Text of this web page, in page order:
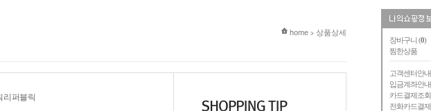
장바구니 (0)
찜한상품
고객센터안내
입금계좌안내
카드결제조회
전화카드결제
현재 위치
home > 상품상세
리퍼블릭